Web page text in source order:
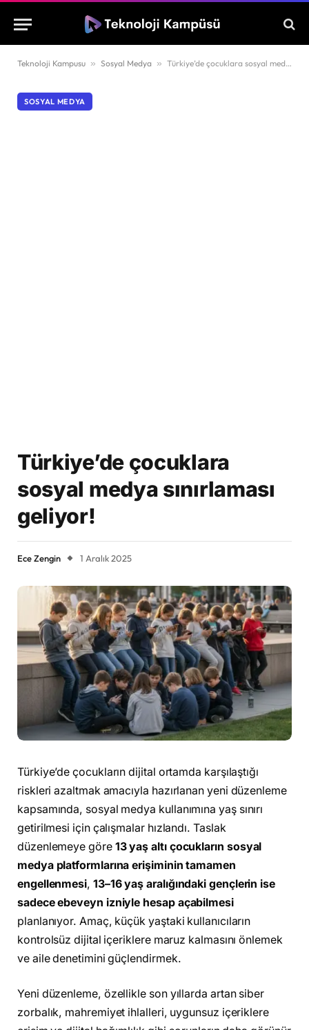
Teknoloji Kampusu » Sosyal Medya » Türkiye’de çocuklara sosyal medya sınırlaması geliyor!
SOSYAL MEDYA
Türkiye’de çocuklara
sosyal medya sınırlaması
geliyor!
Ece Zengin 1 Aralık 2025
Türkiye’de çocukların dijital ortamda karşılaştığı
riskleri azaltmak amacıyla hazırlanan yeni düzenleme
kapsamında, sosyal medya kullanımına yaş sınırı
getirilmesi için çalışmalar hızlandı. Taslak
düzenlemeye göre 13 yaş altı çocukların sosyal
medya platformlarına erişiminin tamamen
engellenmesi, 13–16 yaş aralığındaki gençlerin ise
sadece ebeveyn izniyle hesap açabilmesi
planlanıyor. Amaç, küçük yaştaki kullanıcıların
kontrolsüz dijital içeriklere maruz kalmasını önlemek
ve aile denetimini güçlendirmek.
Yeni düzenleme, özellikle son yıllarda artan siber
zorbalık, mahremiyet ihlalleri, uygunsuz içeriklere